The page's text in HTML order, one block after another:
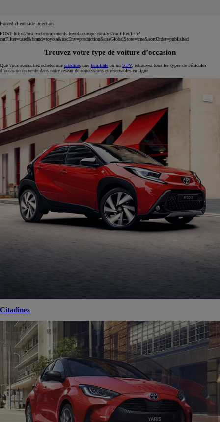
Forced client side injection
POST https://usc-webcomponents.toyota-europe.com/v1/car-filter/fr/fr?
carFilter=used&brand=toyota&uscEnv=production&useGlobalStore=true&sortOrder=published
Trouvez votre type de voiture d’occasion
Que vous souhaitiez acheter une citadine , une familiale ou un SUV, retrouvez tous les types de véhicules
d’occasion en vente dans notre réseau de concessions et réservables en ligne.
Citadines